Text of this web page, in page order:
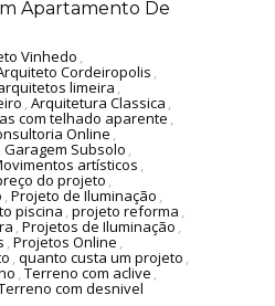
Apartamento De
Vinhedo ,
Cordeiropolis ,
limeira ,
, Arquitetura Classica ,
com telhado aparente ,
Online ,
Garagem Subsolo ,
artísticos ,
do projeto ,
, Projeto de Iluminação ,
piscina , projeto reforma ,
, Projetos de Iluminação ,
, Projetos Online ,
, quanto custa um projeto ,
, Terreno com aclive ,
com desnivel